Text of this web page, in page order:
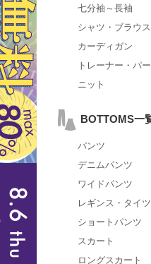
七分袖～長袖
シャツ・ブラウス
カーディガン
トレーナー・パ
ニット
BOTTOMS一
パンツ
デニムパンツ
ワイドパンツ
レギンス・タイツ
ショートパンツ
スカート
ロングスカート